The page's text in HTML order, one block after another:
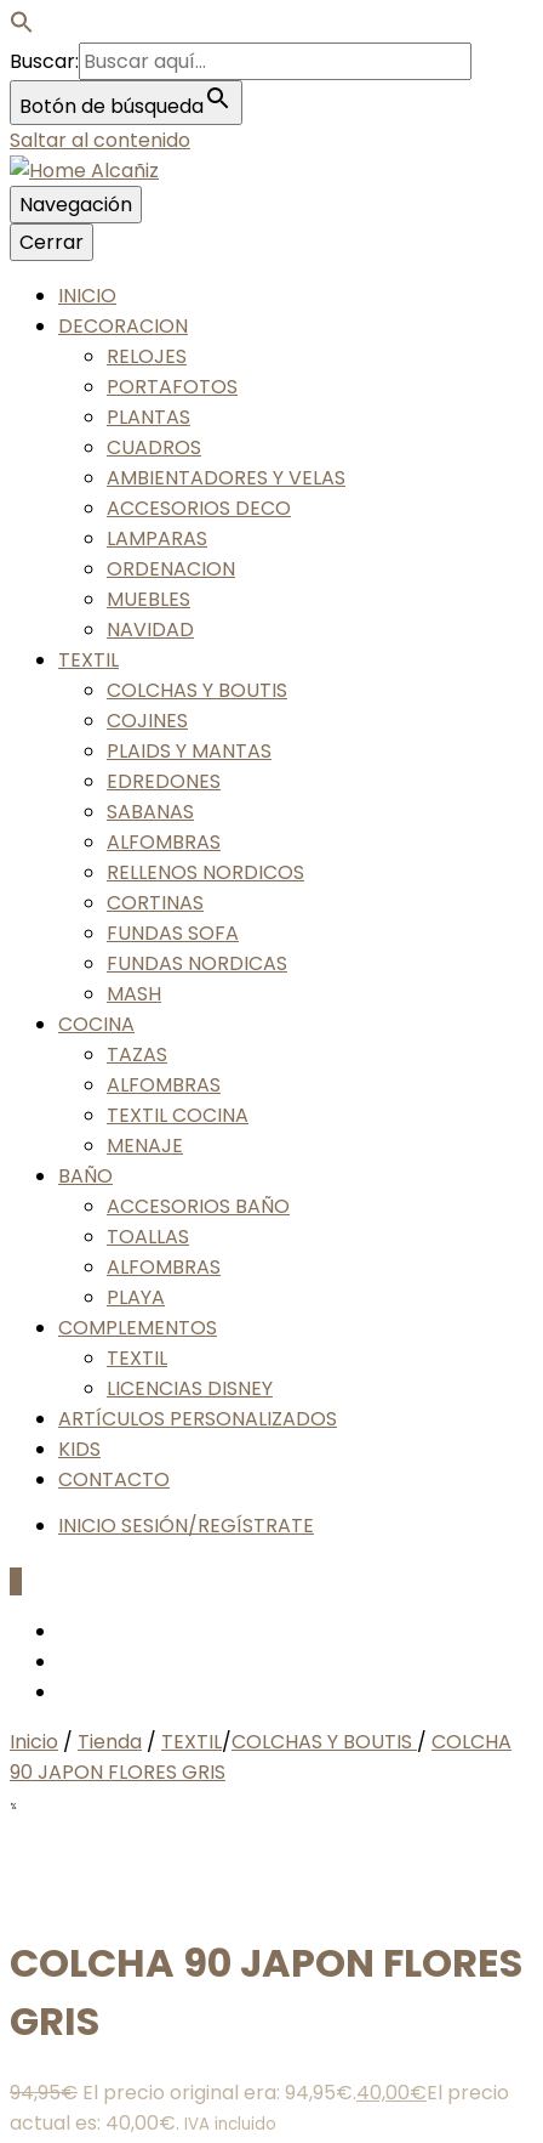
Buscar:
Botón de búsqueda
Saltar al contenido
Home Alcañiz
Nos gusta tu casa, nos gustas tú
Navegación
Cerrar
INICIO
DECORACION
RELOJES
PORTAFOTOS
PLANTAS
CUADROS
AMBIENTADORES Y VELAS
ACCESORIOS DECO
LAMPARAS
ORDENACION
MUEBLES
NAVIDAD
TEXTIL
COLCHAS Y BOUTIS
COJINES
PLAIDS Y MANTAS
EDREDONES
SABANAS
ALFOMBRAS
RELLENOS NORDICOS
CORTINAS
FUNDAS SOFA
FUNDAS NORDICAS
MASH
COCINA
TAZAS
ALFOMBRAS
TEXTIL COCINA
MENAJE
BAÑO
ACCESORIOS BAÑO
TOALLAS
ALFOMBRAS
PLAYA
COMPLEMENTOS
TEXTIL
LICENCIAS DISNEY
ARTÍCULOS PERSONALIZADOS
KIDS
CONTACTO
INICIO SESIÓN/REGÍSTRATE
Inicio / Tienda / TEXTIL/COLCHAS Y BOUTIS / COLCHA
90 JAPON FLORES GRIS
%
COLCHA 90 JAPON FLORES
GRIS
94,95€ El precio original era: 94,95€.40,00€El precio
actual es: 40,00€. IVA incluido